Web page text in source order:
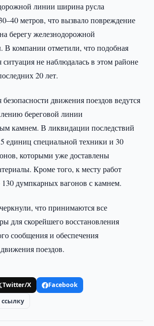
линии ширина русла
метров, что вызвало повреждение
берегу железнодорожной
В компании отметили, что подобная
ситуация не наблюдалась в этом районе
20 лет.
движения поездов ведутся
береговой линии
камнем. В ликвидации последствий
единиц специальной техники и 30
которыми уже доставлены
Кроме того, к месту работ
думпкарных вагонов с камнем.
что принимаются все
для скорейшего восстановления
сообщения и обеспечения
поездов.
Twitter/X
Facebook